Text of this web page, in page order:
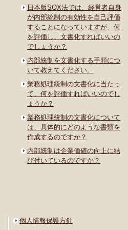
日本版SOX法では、経営者自身
が内部統制の有効性を自己評価
することになっていますが、何
を評価し、文書化すればいいの
でしょうか？
内部統制を文書化する手順につ
いて教えてください。
業務処理統制の文書化に当たっ
て、何を評価すればいいのでし
ょうか？
業務処理統制の文書化について
は、具体的にどのような書類を
作成するのですか？
内部統制は企業価値の向上に結
び付いているのですか？
個人情報保護方針